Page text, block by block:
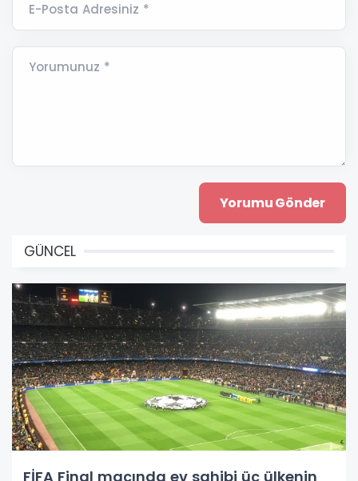
E-Posta Adresiniz *
Yorumunuz *
GÜNCEL
FİFA Final maçında ev sahibi üç ülkenin